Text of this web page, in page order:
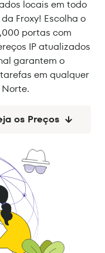
locais em todo
Froxy! Escolha o
portas com
IP atualizados
garantem o
em qualquer
os Preços